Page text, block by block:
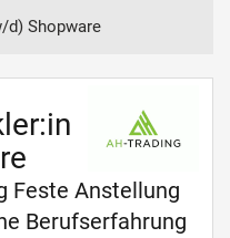
d) Shopware
Feste Anstellung
Berufserfahrung